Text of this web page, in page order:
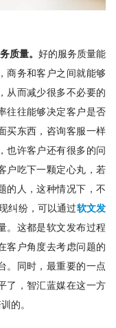
质量。 好的服务质量能
商务和客户之间就能够
从而减少很多不必要的
往往能够决定客户是否
买东西，咨询客服一样
也许客户还有很多的问
户吃下一颗定心丸，若
的人，这种情况下，不
纠纷，可以通过软文发
。这都是软文发布过程
客户角度去考虑问题的
。同时，最重要的一点
了，智汇蓝媒在这一方
的。